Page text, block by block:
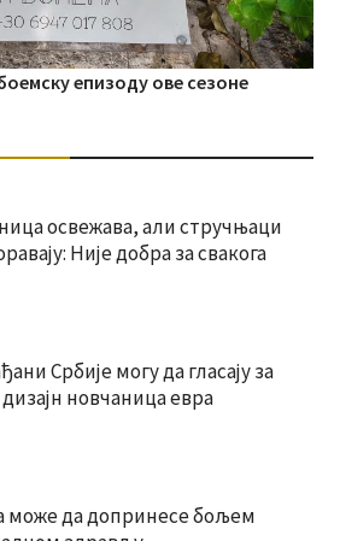
епизоду ове сезоне
освежава, али стручњаци
Није добра за свакога
Србије могу да гласају за
новчаница евра
може да допринесе бољем